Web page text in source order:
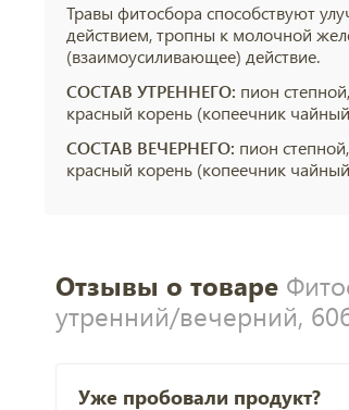
Травы фитосбора способствуют
действием, тропны к молочной
(взаимоусиливающее) действие.
СОСТАВ УТРЕННЕГО: пион
красный корень (копеечник
СОСТАВ ВЕЧЕРНЕГО: пион
красный корень (копеечник
Отзывы о товаре
утренний/вечерний,
Уже пробовали продукт?